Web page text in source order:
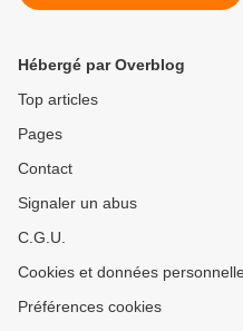
Hébergé par Overblog
Top articles
Pages
Contact
Signaler un abus
C.G.U.
Cookies et données
Préférences cookies